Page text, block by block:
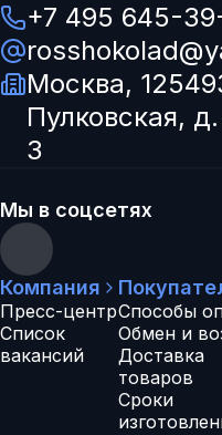
+7 495 645-
Москва,
Пулковская,
3
Мы в соцсетях
Компания
Пресс-центр
Список
вакансий
Способы
Обмен и
Доставка
товаров
Сроки